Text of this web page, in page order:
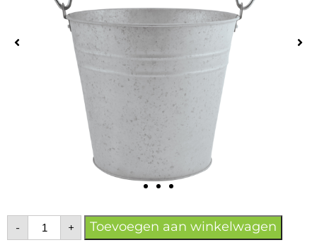
- + Toevoegen aan winkelwagen